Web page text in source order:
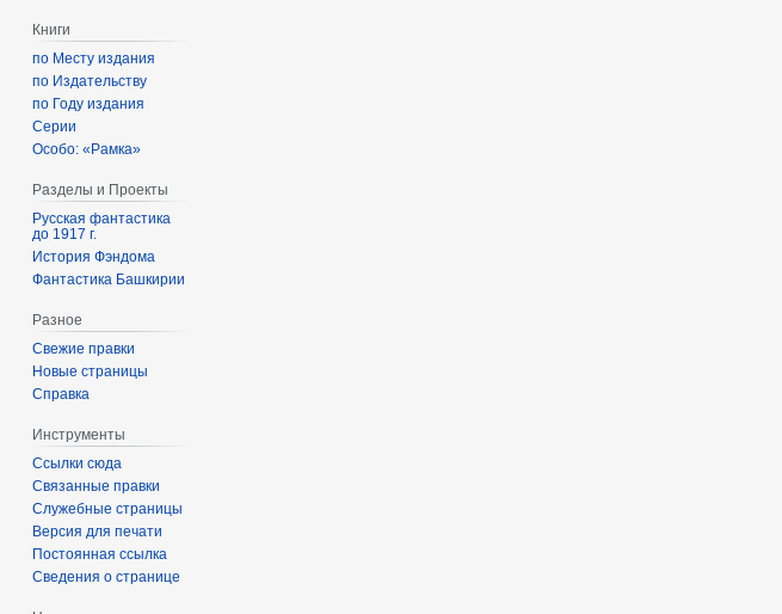
Книги
по Месту издания
по Издательству
по Году издания
Серии
Особо: «Рамка»
Разделы и Проекты
Русская фантастика
до 1917 г.
История Фэндома
Фантастика Башкирии
Разное
Свежие правки
Новые страницы
Справка
Инструменты
Ссылки сюда
Связанные правки
Служебные страницы
Версия для печати
Постоянная ссылка
Сведения о странице